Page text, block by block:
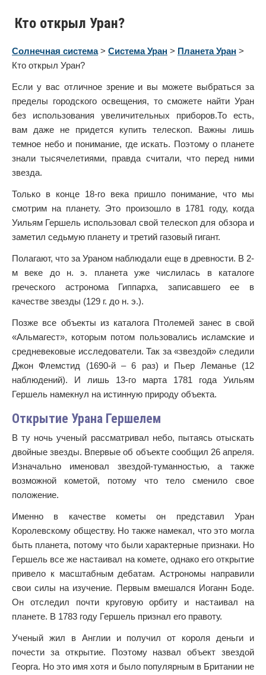
Кто открыл Уран?
Солнечная система> Система Уран > Планета Уран >
Кто открыл Уран?
Если у вас отличное зрение и вы можете выбраться за
пределы городского освещения, то сможете найти Уран
без использования увеличительных приборов.То есть,
вам даже не придется купить телескоп. Важны лишь
темное небо и понимание, где искать. Поэтому о планете
знали тысячелетиями, правда считали, что перед ними
звезда.
Только в конце 18-го века пришло понимание, что мы
смотрим на планету. Это произошло в 1781 году, когда
Уильям Гершель использовал свой телескоп для обзора и
заметил седьмую планету и третий газовый гигант.
Полагают, что за Ураном наблюдали еще в древности. В 2-
м веке до н. э. планета уже числилась в каталоге
греческого астронома Гиппарха, записавшего ее в
качестве звезды (129 г. до н. э.).
Позже все объекты из каталога Птолемей занес в свой
«Альмагест», которым потом пользовались исламские и
средневековые исследователи. Так за «звездой» следили
Джон Флемстид (1690-й – 6 раз) и Пьер Леманье (12
наблюдений). И лишь 13-го марта 1781 года Уильям
Гершель намекнул на истинную природу объекта.
Открытие Урана Гершелем
В ту ночь ученый рассматривал небо, пытаясь отыскать
двойные звезды. Впервые об объекте сообщил 26 апреля.
Изначально именовал звездой-туманностью, а также
возможной кометой, потому что тело сменило свое
положение.
Именно в качестве кометы он представил Уран
Королевскому обществу. Но также намекал, что это могла
быть планета, потому что были характерные признаки. Но
Гершель все же настаивал на комете, однако его открытие
привело к масштабным дебатам. Астрономы направили
свои силы на изучение. Первым вмешался Иоганн Боде.
Он отследил почти круговую орбиту и настаивал на
планете. В 1783 году Гершель признал его правоту.
Ученый жил в Англии и получил от короля деньги и
почести за открытие. Поэтому назвал объект звездой
Георга. Но это имя хотя и было популярным в Британии не